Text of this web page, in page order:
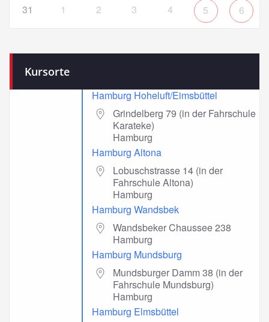
31 1 2 3 4 5 6
Kursorte
Hamburg Hoheluft/Eimsbüttel
Grindelberg 79 (in der Fahrschule
Karateke)
Hamburg
Hamburg Altona
Lobuschstrasse 14 (in der
Fahrschule Altona)
Hamburg
Hamburg Wandsbek
Wandsbeker Chaussee 238
Hamburg
Hamburg Mundsburg
Mundsburger Damm 38 (in der
Fahrschule Mundsburg)
Hamburg
Hamburg Elmsbüttel